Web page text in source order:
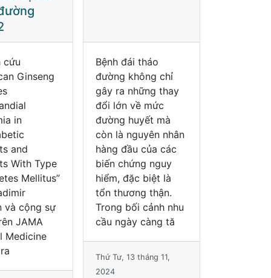
tháo
chỉ
thay
mức
mà
nhân
của các
nguy
biệt là
thận.
cảnh nhu
càng tă
tháng 11,
Nghiên cứu
“American Ginseng
Reduces
Postprandial
Glycemia in
Nondiabetic
Subjects and
Subjects With Type
2 Diabetes Mellitus”
của Vladimir
Vuksan và cộng sự
đăng trên JAMA